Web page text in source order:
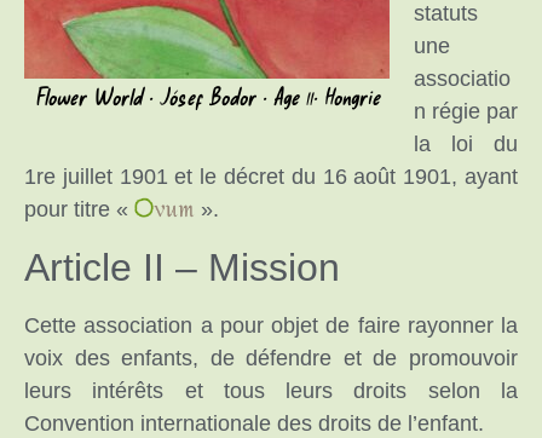
Flower World • Jósef Bodor • Age 11• Hongrie
statuts
une
associatio
n régie par
la loi du
1re juillet 1901 et le décret du 16 août 1901, ayant
pour titre «
».
Article II – Mission
Cette association a pour objet de faire rayonner la
voix des enfants, de défendre et de promouvoir
leurs intérêts et tous leurs droits selon la
Convention internationale des droits de l’enfant.